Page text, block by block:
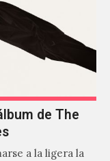
de The
a la ligera la